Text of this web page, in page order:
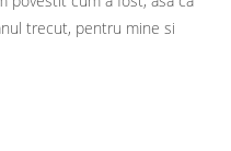
trecut, pentru mine si